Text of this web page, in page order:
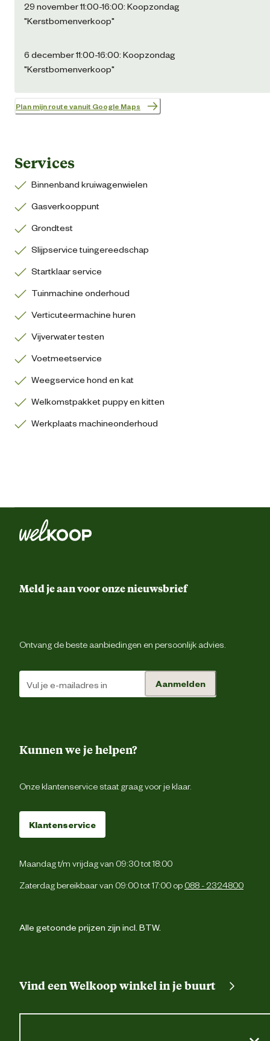
29 november 11:00-16:00: Koopzondag
"Kerstbomenverkoop"
6 december 11:00-16:00: Koopzondag
"Kerstbomenverkoop"
Plan mijn route vanuit Google Maps
Services
Binnenband kruiwagenwielen
Gasverkooppunt
Grondtest
Slijpservice tuingereedschap
Startklaar service
Tuinmachine onderhoud
Verticuteermachine huren
Vijverwater testen
Voetmeetservice
Weegservice hond en kat
Welkomstpakket puppy en kitten
Werkplaats machineonderhoud
Meld je aan voor onze nieuwsbrief
Ontvang de beste aanbiedingen en persoonlijk advies.
Aanmelden
Kunnen we je helpen?
Onze klantenservice staat graag voor je klaar.
Klantenservice
Maandag t/m vrijdag van 09:30 tot 18:00
Zaterdag bereikbaar van 09:00 tot 17:00 op 088 - 2324800
Alle getoonde prijzen zijn incl. BTW.
Vind een Welkoop winkel in je buurt